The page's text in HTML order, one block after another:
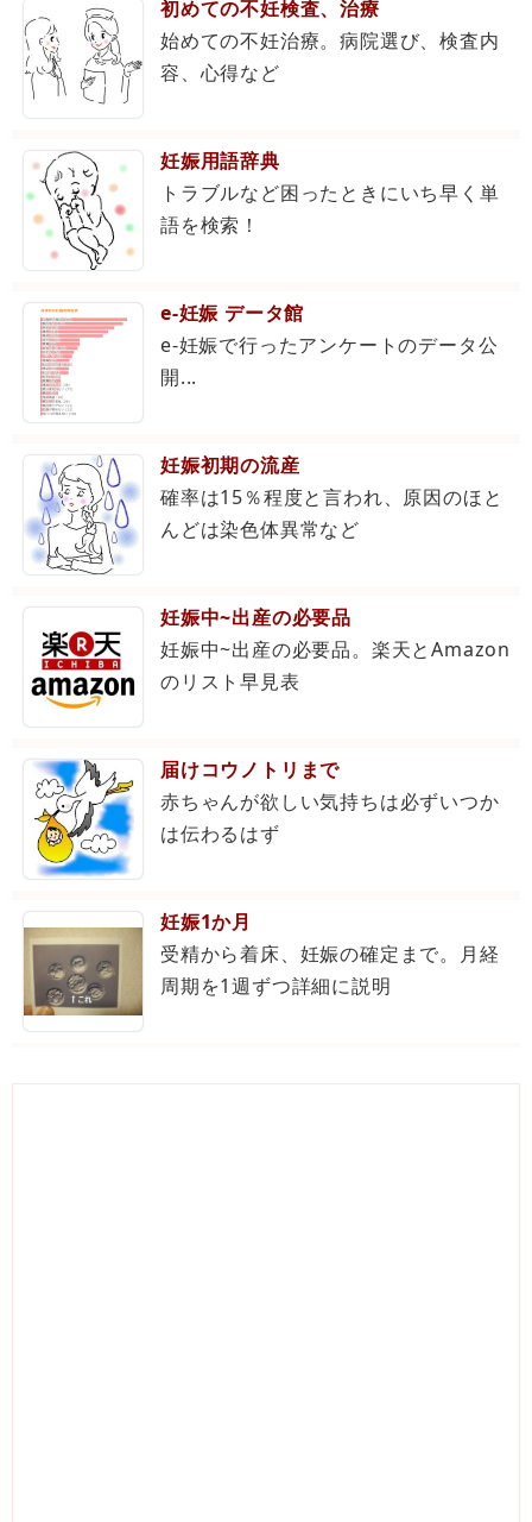
初めての不妊検査、治療
始めての不妊治療。病院選び、検査内
容、心得など
妊娠用語辞典
トラブルなど困ったときにいち早く単
語を検索！
e-妊娠 データ館
e-妊娠で行ったアンケートのデータ公
開...
妊娠初期の流産
確率は15％程度と言われ、原因のほと
んどは染色体異常など
妊娠中~出産の必要品
妊娠中~出産の必要品。楽天とAmazon
のリスト早見表
届けコウノトリまで
赤ちゃんが欲しい気持ちは必ずいつか
は伝わるはず
妊娠1か月
受精から着床、妊娠の確定まで。月経
周期を1週ずつ詳細に説明